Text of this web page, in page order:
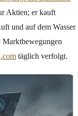
Aktien; er kauft
und auf dem Wasser
täglich verfolgt.